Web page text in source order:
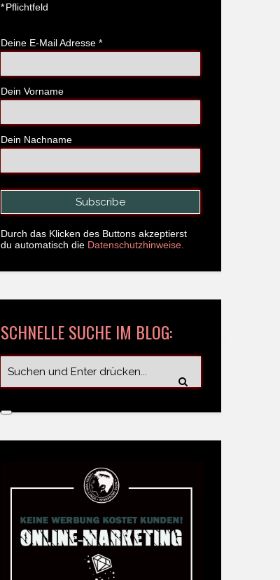
*Pflichtfeld
Deine E-Mail Adresse *
Dein Vorname
Dein Nachname
Durch das Klicken des Buttons akzeptierst
du automatisch die Datenschutzhinweise.
SCHNELLE SUCHE IM BLOG: